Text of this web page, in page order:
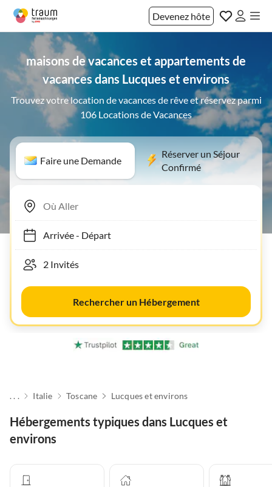
Devenez hôte
maisons de vacances et appartements de
vacances dans Lucques et environs
Trouvez votre location de vacances de rêve et réservez parmi
106 Locations de Vacances
Faire une Demande
Réserver un Séjour
Confirmé
Arrivée- Départ
Rechercher un Hébergement
. . . Italie Toscane Lucques et environs
Hébergements typiques dans Lucques et
environs